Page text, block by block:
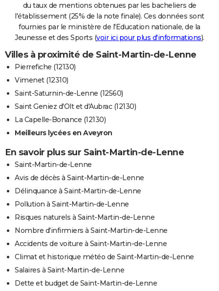
du taux de mentions obtenues par les bacheliers de
l'établissement (25% de la note finale). Ces données sont
fournies par le ministère de l'Education nationale, de la
Jeunesse et des Sports (voir ici pour plus d'informations).
Villes à proximité de Saint-Martin-de-Lenne
Pierrefiche (12130)
Vimenet (12310)
Saint-Saturnin-de-Lenne (12560)
Saint Geniez d'Olt et d'Aubrac (12130)
La Capelle-Bonance (12130)
Meilleurs lycées en Aveyron
En savoir plus sur Saint-Martin-de-Lenne
Saint-Martin-de-Lenne
Avis de décès à Saint-Martin-de-Lenne
Délinquance à Saint-Martin-de-Lenne
Pollution à Saint-Martin-de-Lenne
Risques naturels à Saint-Martin-de-Lenne
Nombre d'infirmiers à Saint-Martin-de-Lenne
Accidents de voiture à Saint-Martin-de-Lenne
Climat et historique météo de Saint-Martin-de-Lenne
Salaires à Saint-Martin-de-Lenne
Dette et budget de Saint-Martin-de-Lenne